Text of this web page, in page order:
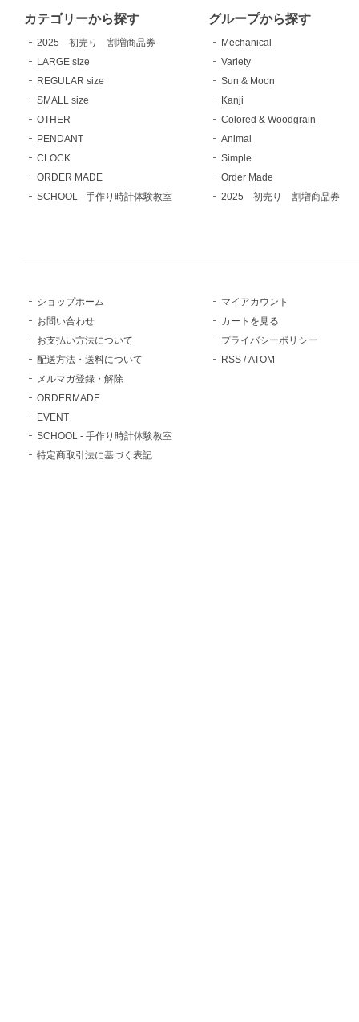
カテゴリーから探す
2025 初売り 割増商品券
LARGE size
REGULAR size
SMALL size
OTHER
PENDANT
CLOCK
ORDER MADE
SCHOOL - 手作り時計体験教室
グループから探す
Mechanical
Variety
Sun & Moon
Kanji
Colored & Woodgrain
Animal
Simple
Order Made
2025 初売り 割増商品券
ショップホーム
お問い合わせ
お支払い方法について
配送方法・送料について
メルマガ登録・解除
ORDERMADE
EVENT
SCHOOL - 手作り時計体験教室
特定商取引法に基づく表記
マイアカウント
カートを見る
プライバシーポリシー
RSS /ATOM